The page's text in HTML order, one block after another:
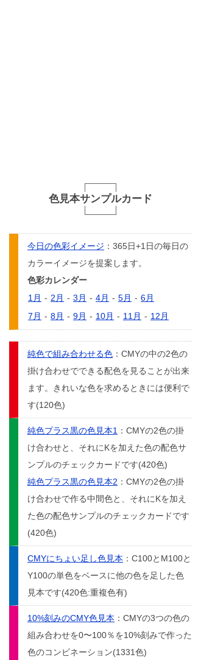
色見本サンプルカード
今日の色彩イメージ ：365日+1日の毎日の
カラーイメージを提案します。
色彩カレンダー
1月 - 2月 - 3月 - 4月 - 5月 - 6月
7月 - 8月 - 9月 - 10月 - 11月 - 12月
純色で組み合わせる色 ：CMYの中の2色の
掛け合わせでできる配色を見ることが出来
ます。きれいな色を求めるときには便利で
す(120色)
純色プラス黒の色見本1 ：CMYの2色の掛
け合わせと、それにKを加えた色の配色サ
ンプルのチェックカードです(420色)
純色プラス黒の色見本2 ：CMYの2色の掛
け合わせで作る中間色と、それにKを加え
た色の配色サンプルのチェックカードです
(420色)
CMYにちょい足し色見本 ：C100とM100と
Y100の単色をベースに他の色を足した色
見本です(420色:重複色有)
10%刻みのCMY色見本 ：CMYの3つの色の
組み合わせを0〜100％を10%刻みで作った
色のコンビネーション(1331色)